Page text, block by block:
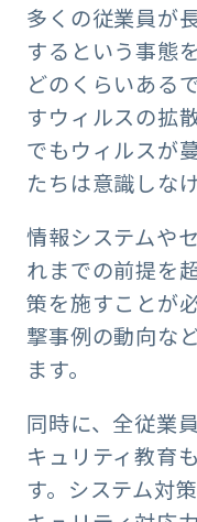
多くの従業員が
するという事態
どのくらいある
すウィルスの拡
でもウィルスが
たちは意識しな
情報システムや
れまでの前提を
策を施すことが
撃事例の動向な
ます。
同時に、全従業
キュリティ教育
す。システム対